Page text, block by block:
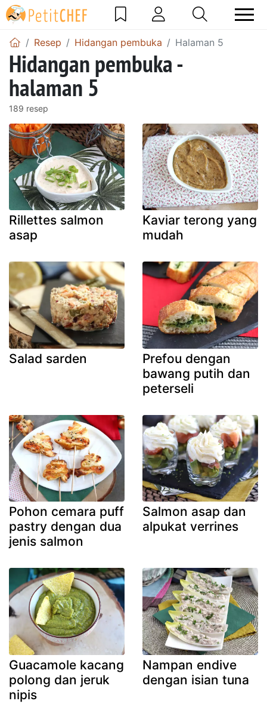
Resep Hidangan pembuka Halaman 5
Hidangan pembuka -
halaman 5
189 resep
Rillettes salmon
asap
Kaviar terong yang
mudah
Salad sarden
Prefou dengan
bawang putih dan
peterseli
Pohon cemara puff
pastry dengan dua
jenis salmon
Salmon asap dan
alpukat verrines
Guacamole kacang
polong dan jeruk
nipis
Nampan endive
dengan isian tuna